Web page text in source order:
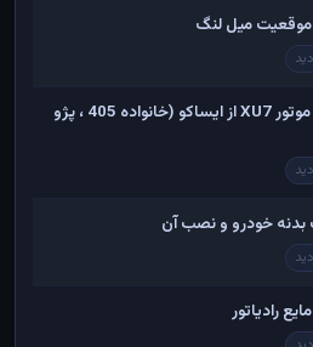
موقعیت میل لنگ
فیلم آموزشی بستن و مونتاژ موتور XU7 از ایساکو (خانواده 405 ، پژو
بدنه خودرو و نصب آن
رادیاتور